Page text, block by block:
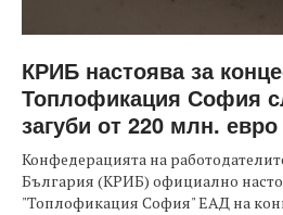
КРИБ настоява за
Топлофикация София
загуби от 220 млн. евро
Конфедерацията на
България (КРИБ) официално
"Топлофикация София" ЕАД на